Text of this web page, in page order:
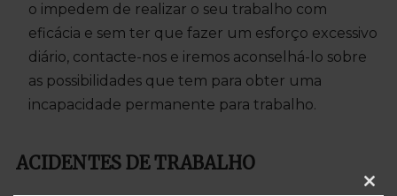
o impedem de realizar o seu trabalho com
eficácia e sem ter que fazer um esforço excessivo
diário, contacte-nos e iremos aconselhá-lo sobre
as possibilidades que tem para obter uma
incapacidade permanente para trabalho.
ACIDENTES DE TRABALHO